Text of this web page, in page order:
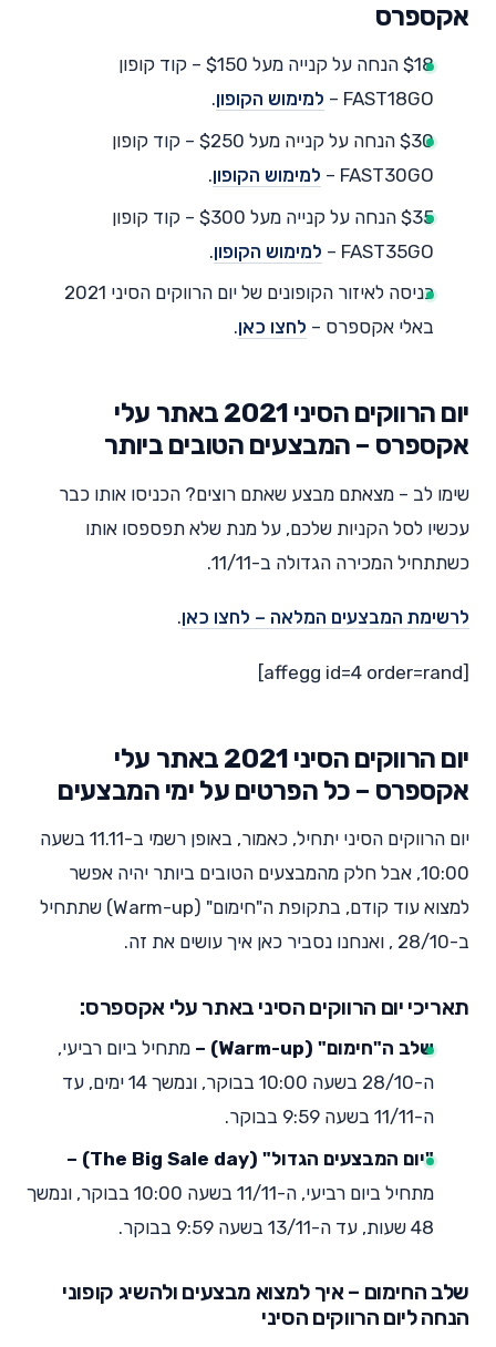
אקספרס
$18 הנחה על קנייה מעל $150 – קוד קופון
FAST18GO –
למימוש הקופון.
$30 הנחה על קנייה מעל $250 – קוד קופון
FAST30GO –
למימוש הקופון.
$35 הנחה על קנייה מעל $300 – קוד קופון
FAST35GO –
למימוש הקופון.
כניסה לאיזור הקופונים של יום הרווקים הסיני 2021
באלי אקספרס – לחצו כאן.
יום הרווקים הסיני 2021 באתר עלי
אקספרס – המבצעים הטובים ביותר
שימו לב – מצאתם מבצע שאתם רוצים? הכניסו אותו כבר
עכשיו לסל הקניות שלכם, על מנת שלא תפספסו אותו
כשתתחיל המכירה הגדולה ב-11/11.
לרשימת המבצעים המלאה – לחצו כאן.
[affegg id=4 order=rand]
יום הרווקים הסיני 2021 באתר עלי
אקספרס – כל הפרטים על ימי המבצעים
יום הרווקים הסיני יתחיל, כאמור, באופן רשמי ב-11.11 בשעה
10:00, אבל חלק מהמבצעים הטובים ביותר יהיה אפשר
למצוא עוד קודם, בתקופת ה"חימום" (Warm-up) שתתחיל
ב-28/10 , ואנחנו נסביר כאן איך עושים את זה.
תאריכי יום הרווקים הסיני באתר עלי אקספרס:
שלב ה"חימום" (Warm-up) –
מתחיל ביום רביעי,
ה-28/10 בשעה 10:00 בבוקר, ונמשך 14 ימים, עד
ה-11/11 בשעה 9:59 בבוקר.
"יום המבצעים הגדול" (The Big Sale day) –
מתחיל ביום רביעי, ה-11/11 בשעה 10:00 בבוקר, ונמשך
48 שעות, עד ה-13/11 בשעה 9:59 בבוקר.
שלב החימום – איך למצוא מבצעים ולהשיג קופוני
הנחה ליום הרווקים הסיני